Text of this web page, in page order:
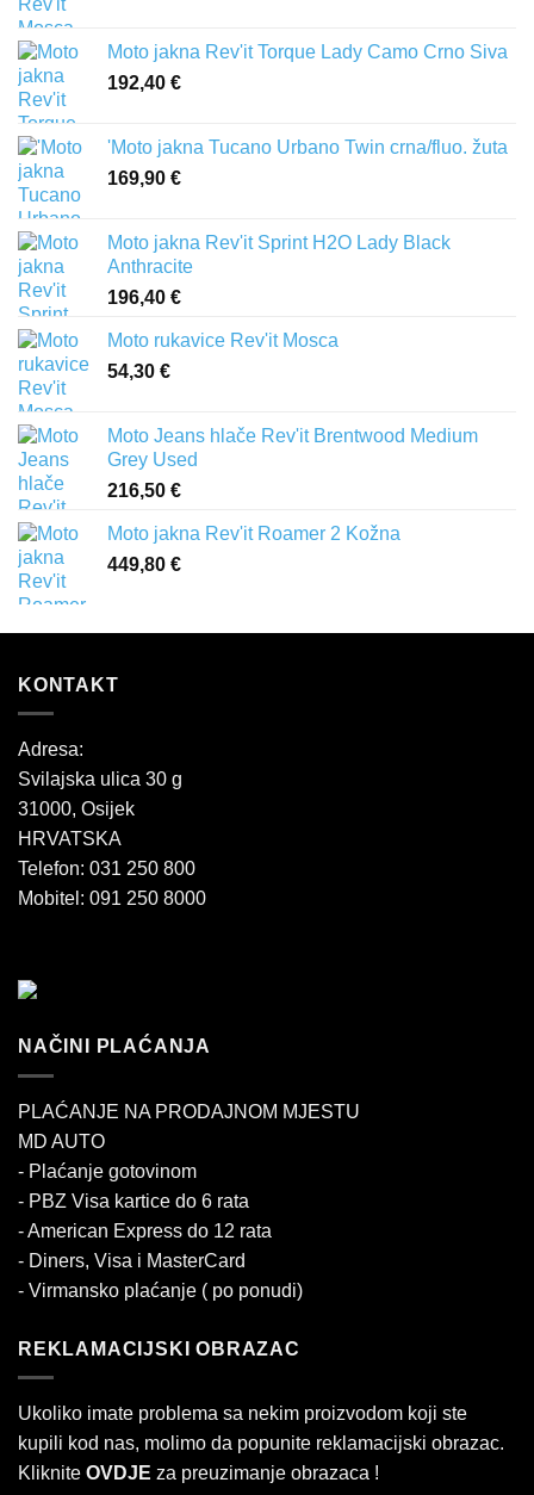
Moto jakna Rev'it Torque Lady Camo Crno Siva
192,40 €
'Moto jakna Tucano Urbano Twin crna/fluo. žuta
169,90 €
Moto jakna Rev'it Sprint H2O Lady Black
Anthracite
196,40 €
Moto rukavice Rev'it Mosca
54,30 €
Moto Jeans hlače Rev'it Brentwood Medium
Grey Used
216,50 €
Moto jakna Rev'it Roamer 2 Kožna
449,80 €
KONTAKT
Adresa:
Svilajska ulica 30 g
31000, Osijek
HRVATSKA
Telefon: 031 250 800
Mobitel: 091 250 8000
NAČINI PLAĆANJA
PLAĆANJE NA PRODAJNOM MJESTU
MD AUTO
- Plaćanje gotovinom
- PBZ Visa kartice do 6 rata
- American Express do 12 rata
- Diners, Visa i MasterCard
- Virmansko plaćanje ( po ponudi)
REKLAMACIJSKI OBRAZAC
Ukoliko imate problema sa nekim proizvodom koji ste
kupili kod nas, molimo da popunite reklamacijski obrazac.
Kliknite OVDJE za preuzimanje obrazaca !